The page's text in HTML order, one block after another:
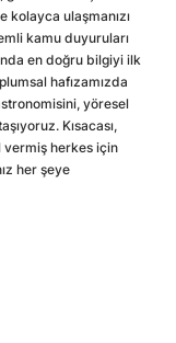
kolayca ulaşmanızı
kamu duyuruları
en doğru bilgiyi ilk
hafızamızda
yöresel
Kısacası,
vermiş herkes için
her şeye